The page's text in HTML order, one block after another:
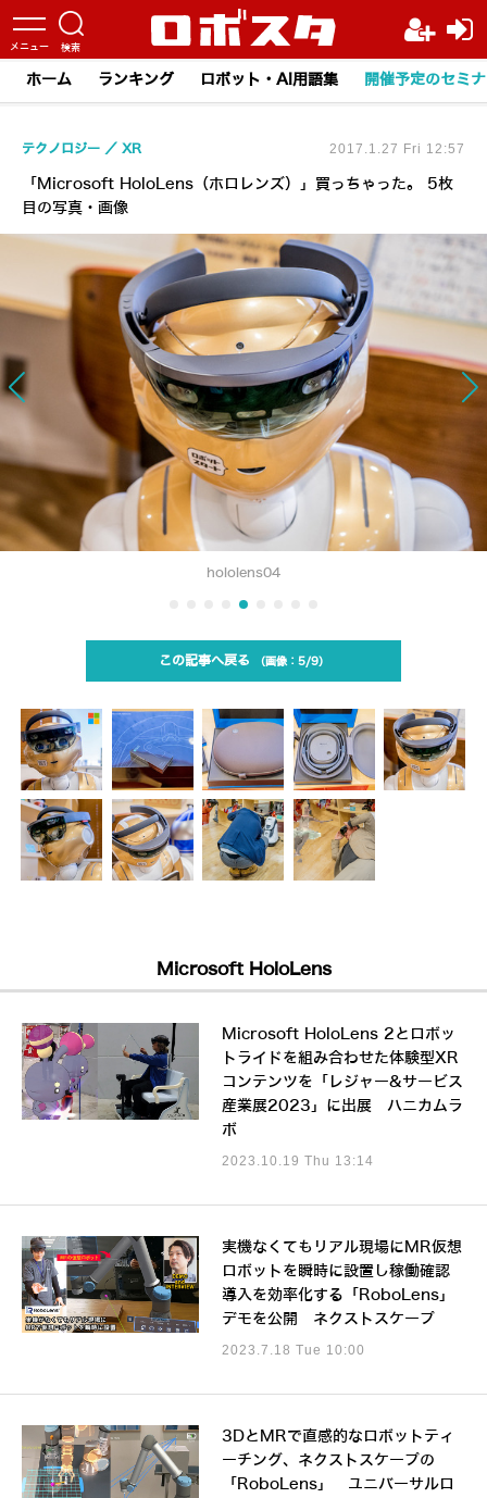
ホーム ランキング ロボット・AI用語集 開催予定のセミ
「Microsoft HoloLens（ホロレンズ）」買っちゃった。 5枚
目の写真・画像
テクノロジー XR 2017.1.27 Fri 12:57
hololens04
この記事へ戻る 5/9
Microsoft HoloLens
Microsoft HoloLens 2とロボッ
トライドを組み合わせた体験型XR
コンテンツを「レジャー&サービス
産業展2023」に出展 ハニカムラ
ボ
2023.10.19 Thu 13:14
実機なくてもリアル現場にMR仮想
ロボットを瞬時に設置し稼働確認
導入を効率化する「RoboLens」
デモを公開 ネクストスケープ
2023.7.18 Tue 10:00
3DとMRで直感的なロボットティ
ーチング、ネクストスケープの
「RoboLens」 ユニバーサルロ